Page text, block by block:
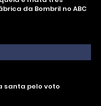
da Bombril no ABC
santa pelo voto